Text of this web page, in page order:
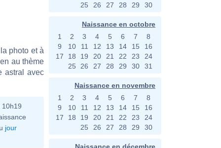
photo et à
au thème
astral avec
jour
25
26 27 28 29 30
Naissance en octobre
1
2 3 4 5 6 7
8
9
10 11 12 13 14 15
16
17
18 19 20 21 22 23
24
25
26 27 28 29 30 31
Naissance en novembre
1
2 3 4 5 6 7
8
9
10 11 12 13 14 15
16
17
18 19 20 21 22 23
24
25
26 27 28 29 30